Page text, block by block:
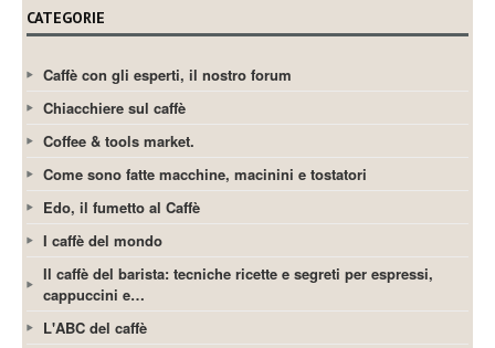
CATEGORIE
Caffè con gli esperti, il nostro forum
Chiacchiere sul caffè
Coffee & tools market.
Come sono fatte macchine, macinini e tostatori
Edo, il fumetto al Caffè
I caffè del mondo
Il caffè del barista: tecniche ricette e segreti per espressi,
cappuccini e…
L'ABC del caffè